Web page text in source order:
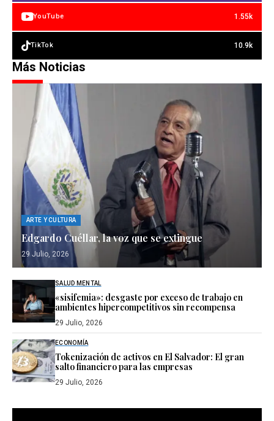
YouTube 1.55k
TikTok 10.9k
Más Noticias
ARTE Y CULTURA
Edgardo Cuéllar, la voz que se extingue
29 Julio, 2026
SALUD MENTAL
«sisifemia»: desgaste por exceso de trabajo en
ambientes hipercompetitivos sin recompensa
29 Julio, 2026
ECONOMÍA
Tokenización de activos en El Salvador: El gran
salto financiero para las empresas
29 Julio, 2026